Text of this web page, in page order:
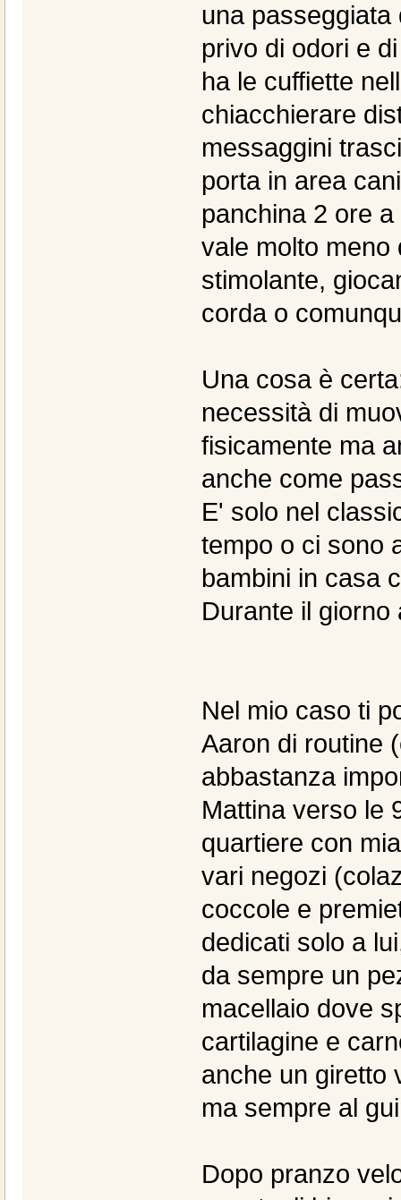
una passeggiata
privo di odori e
ha le cuffiette
chiacchierare
messaggini
porta in area
panchina 2 ore
vale molto meno
stimolante,
corda o
Una cosa è
necessità di
fisicamente ma
anche come
E' solo nel
tempo o ci sono
bambini in casa
Durante il
Nel mio caso ti
Aaron di routine
abbastanza
Mattina verso le
quartiere con
vari negozi
coccole e
dedicati solo a
da sempre un
macellaio dove
cartilagine e
anche un giretto
ma sempre al
Dopo pranzo